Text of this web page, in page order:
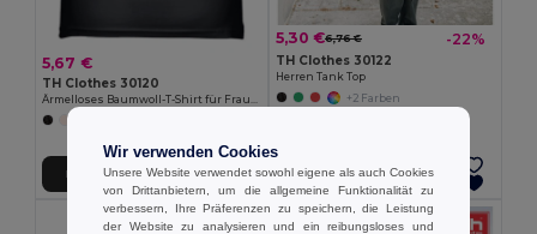
5,67 €
TH Clothes 30120
Ärmelloses Baumwoll-T-Shirt für Frauen
In den Warenkorb
5,30 €6,76 € -22%
TH Clothes 30122
Herren Tank Top
+2 Farben
In den Warenkorb
Wir verwenden Cookies
Unsere Website verwendet sowohl eigene als auch Cookies
von Drittanbietern, um die allgemeine Funktionalität zu
verbessern, Ihre Präferenzen zu speichern, die Leistung
der Website zu analysieren und ein reibungsloses und